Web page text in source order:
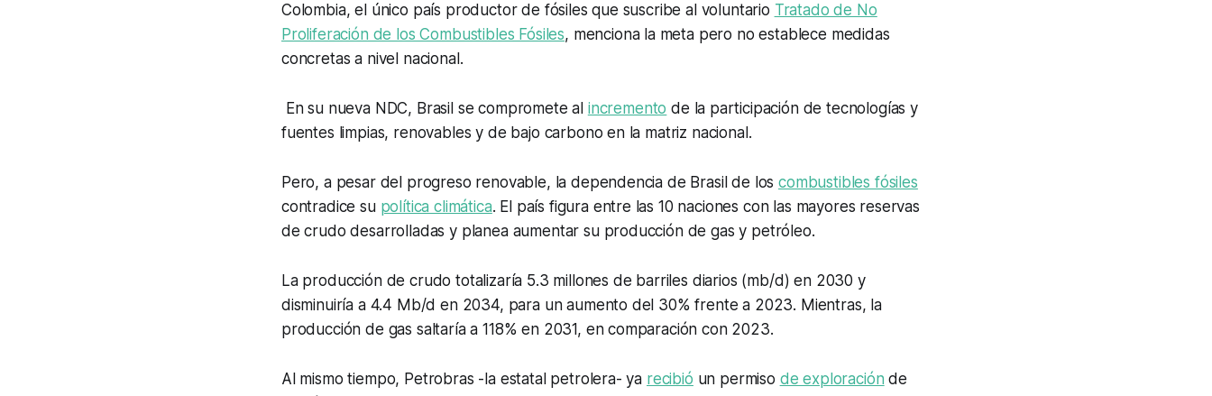
Colombia, el único país productor de fósiles que suscribe al voluntario Tratado de No
Proliferación de los Combustibles Fósiles, menciona la meta pero no establece medidas
concretas a nivel nacional.
En su nueva NDC, Brasil se compromete al incremento de la participación de tecnologías y
fuentes limpias, renovables y de bajo carbono en la matriz nacional.
Pero, a pesar del progreso renovable, la dependencia de Brasil de loscombustibles fósiles
contradice su política climática. El país figura entre las 10 naciones con las mayores reservas
de crudo desarrolladas y planea aumentar su producción de gas y petróleo.
La producción de crudo totalizaría 5.3 millones de barriles diarios (mb/d) en 2030 y
disminuiría a 4.4 Mb/d en 2034, para un aumento del 30% frente a 2023. Mientras, la
producción de gas saltaría a 118% en 2031, en comparación con 2023.
Al mismo tiempo, Petrobras -la estatal petrolera- ya recibió un permiso de exploración de